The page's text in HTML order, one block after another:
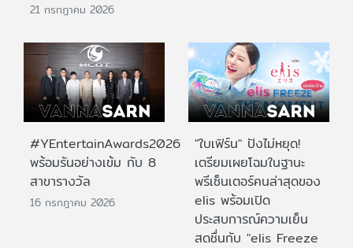
21 กรกฎาคม 2026
#YEntertainAwards2026
พร้อมรันอย่างเข้ม กับ 8
สาขารางวัล
16 กรกฎาคม 2026
"ใบเฟิร์น" ปังไม่หยุด!
เตรียมเผยโฉมในฐานะ
พรีเซ็นเตอร์คนล่าสุดของ
elis พร้อมเปิด
ประสบการณ์ความเย็น
สดชื่นกับ "elis Freeze